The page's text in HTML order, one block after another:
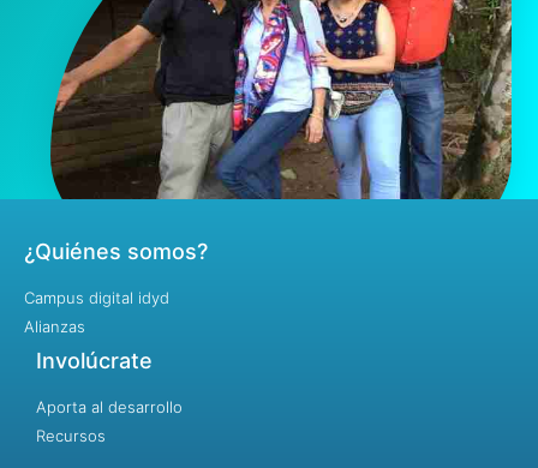
¿Quiénes somos?
Campus digital idyd
Alianzas
Involúcrate
Aporta al desarrollo
Recursos